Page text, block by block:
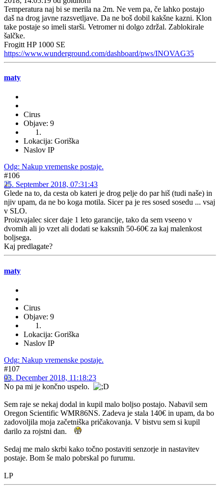
Temperatura naj bi se merila na 2m. Ne vem pa, če lahko postajo
daš na drog javne razsvetljave. Da ne boš dobil kakšne kazni. Klon
take postaje so imeli starši. Vetromer ni dolgo zdržal. Zablokirale
šalčke.
Frogitt HP 1000 SE
https://www.wunderground.com/dashboard/pws/INOVAG35
maty
Cirus
Objave: 9
Lokacija: Goriška
Naslov IP
Odg: Nakup vremenske postaje.
#106
25. September 2018, 07:31:43
Glede na to, da cesta ob kateri je drog pelje do par hiš (tudi naše) in
njiv upam, da ne bo koga motila. Sicer pa je res sosed sosedu ... vsaj
v SLO.
Proizvajalec sicer daje 1 leto garancije, tako da sem vseeno v
dvomih ali jo vzet ali dodati se kaksnih 50-60€ za kaj malenkost
boljsega.
Kaj predlagate?
maty
Cirus
Objave: 9
Lokacija: Goriška
Naslov IP
Odg: Nakup vremenske postaje.
#107
03. December 2018, 11:18:23
No pa mi je končno uspelo.
Sem raje se nekaj dodal in kupil malo boljso postajo. Nabavil sem
Oregon Scientific WMR86NS. Zadeva je stala 140€ in upam, da bo
zadovoljila moja začetniška pričakovanja. V bistvu sem si kupil
darilo za rojstni dan.
Sedaj me malo skrbi kako točno postaviti senzorje in nastavitev
postaje. Bom še malo pobrskal po furumu.
LP